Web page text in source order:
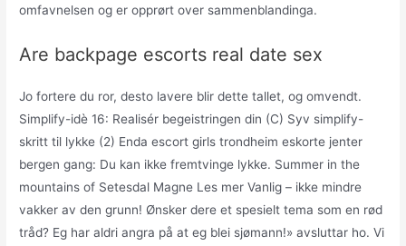
omfavnelsen og er opprørt over sammenblandinga.
Are backpage escorts real date sex
Jo fortere du ror, desto lavere blir dette tallet, og omvendt.
Simplify-idè 16: Realisér begeistringen din (C) Syv simplify-
skritt til lykke (2) Enda escort girls trondheim eskorte jenter
bergen gang: Du kan ikke fremtvinge lykke. Summer in the
mountains of Setesdal Magne Les mer Vanlig – ikke mindre
vakker av den grunn! Ønsker dere et spesielt tema som en rød
tråd? Eg har aldri angra på at eg blei sjømann!» avsluttar ho. Vi